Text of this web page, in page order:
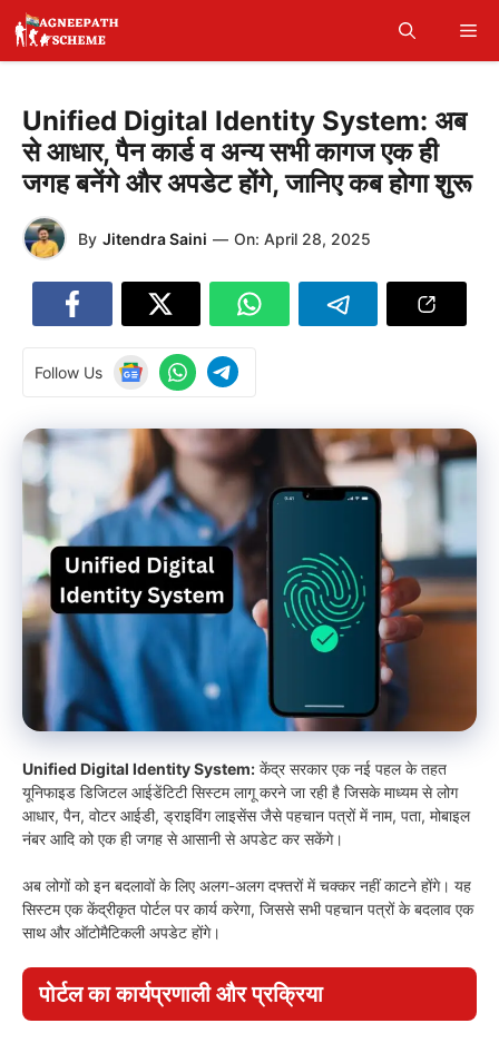
Skip
content
Unified Digital Identity System: अब
से आधार, पैन कार्ड व अन्य सभी कागज एक ही
जगह बनेंगे और अपडेट होंगे, जानिए कब होगा शुरू
By Jitendra Saini — On: April 28, 2025
Follow Us
Unified Digital Identity System: केंद्र सरकार एक नई पहल के तहत
यूनिफाइड डिजिटल आईडेंटिटी सिस्टम लागू करने जा रही है जिसके माध्यम से लोग
आधार, पैन, वोटर आईडी, ड्राइविंग लाइसेंस जैसे पहचान पत्रों में नाम, पता, मोबाइल
नंबर आदि को एक ही जगह से आसानी से अपडेट कर सकेंगे।
अब लोगों को इन बदलावों के लिए अलग-अलग दफ्तरों में चक्कर नहीं काटने होंगे। यह
सिस्टम एक केंद्रीकृत पोर्टल पर कार्य करेगा, जिससे सभी पहचान पत्रों के बदलाव एक
साथ और ऑटोमैटिकली अपडेट होंगे।
पोर्टल का कार्यप्रणाली और प्रक्रिया